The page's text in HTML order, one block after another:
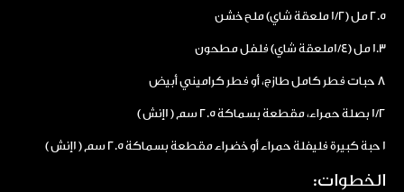
2.5 مل (1/2 ملعقة شاي) ملح خشن
1.3 مل (1/4ملعقة شاي) فلفل مطحون
8 حبات فطر كامل طازج، أو فطر كراميني أبيض
1/2 بصلة حمراء، مقطعة بسماكة 2.5 سم ( 1إنش )
1 حبة كبيرة فليفلة حمراء أو خضراء مقطعة بسماكة 2.5 سم ( 1إنش )
الخطوات: